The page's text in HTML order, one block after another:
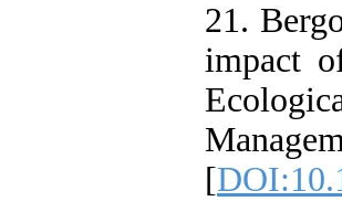
21.
impact
[